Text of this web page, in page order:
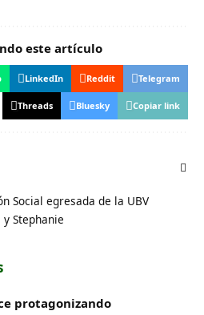
este artículo
LinkedIn Reddit Telegram
Threads Bluesky Copiar link
Social egresada de la UBV
Stephanie
protagonizando